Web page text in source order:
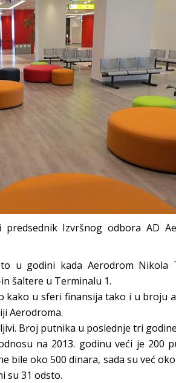
predsednik Izvršnog odbora AD
u godini kada Aerodrom Nikola
šaltere u Terminalu 1.
kako u sferi finansija tako i u broju
Aerodroma.
Broj putnika u poslednje tri
na 2013. godinu veći je 200
bile oko 500 dinara, sada su već
su 31 odsto.